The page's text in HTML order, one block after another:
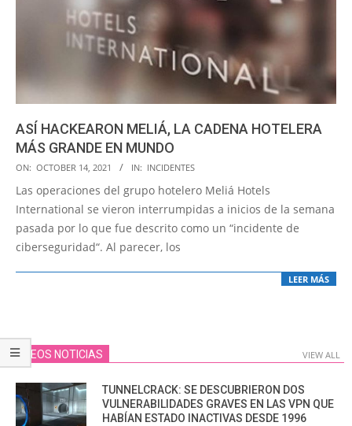
ASÍ HACKEARON MELIÁ, LA CADENA HOTELERA
MÁS GRANDE EN MUNDO
2021-
10-
14
ON: OCTOBER 14, 2021 IN: INCIDENTES
Las operaciones del grupo hotelero Meliá Hotels
International se vieron interrumpidas a inicios de la semana
pasada por lo que fue descrito como un “incidente de
ciberseguridad“. Al parecer, los
LEER MÁS
VIDEOS NOTICIAS VIEW ALL
TUNNELCRACK: SE DESCUBRIERON DOS
VULNERABILIDADES GRAVES EN LAS VPN QUE
HABÍAN ESTADO INACTIVAS DESDE 1996